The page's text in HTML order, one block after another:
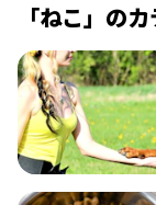
「ねこ」の
飼い方